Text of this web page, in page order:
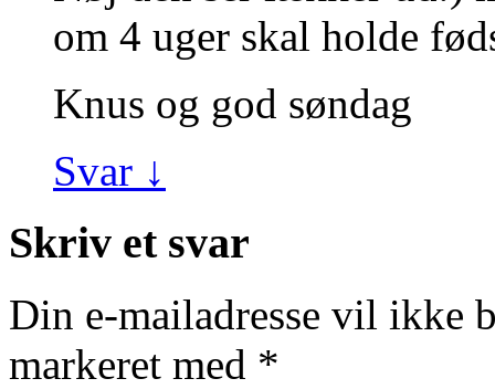
om 4 uger skal holde
Knus og god søndag
Svar ↓
Skriv et svar
Din e-mailadresse vil ikke
markeret med *